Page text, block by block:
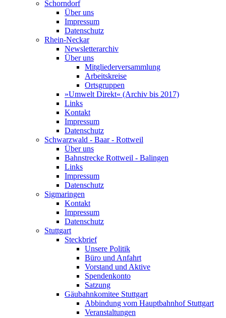
Schorndorf
Über uns
Impressum
Datenschutz
Rhein-Neckar
Newsletterarchiv
Über uns
Mitgliederversammlung
Arbeitskreise
Ortsgruppen
»Umwelt Direkt« (Archiv bis 2017)
Links
Kontakt
Impressum
Datenschutz
Schwarzwald - Baar - Rottweil
Über uns
Bahnstrecke Rottweil - Balingen
Links
Impressum
Datenschutz
Sigmaringen
Kontakt
Impressum
Datenschutz
Stuttgart
Steckbrief
Unsere Politik
Büro und Anfahrt
Vorstand und Aktive
Spendenkonto
Satzung
Gäubahnkomitee Stuttgart
Abbindung vom Hauptbahnhof Stuttgart
Veranstaltungen